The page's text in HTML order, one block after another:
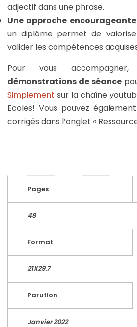
adjectif dans une phrase.
Une approche encourageante
un diplôme permet de
valider les compétences
Pour vous
démonstrations de séance
Simplement sur la chaîne
Ecoles! Vous pouvez
corrigés dans l’onglet «
Pages
48
Format
21X29.7
Parution
Janvier 2022